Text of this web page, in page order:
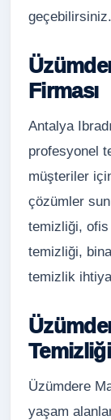
geçebilirsiniz.
Firması
Antalya
profesyonel
müşteriler
çözümler
temizliği,
temizliği,
temizlik
Temizliği
Üzümdere
yaşam